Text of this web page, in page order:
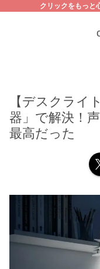
クリックをもっと
【デスクライ
器」で解決！
最高だった